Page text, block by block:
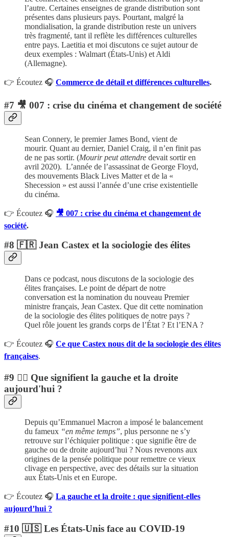
l’autre. Certaines enseignes de grande distribution sont
présentes dans plusieurs pays. Pourtant, malgré la
mondialisation, la grande distribution reste un univers
très fragmenté, tant il reflète les différences culturelles
entre pays. Laetitia et moi discutons ce sujet autour de
deux exemples : Walmart (États-Unis) et Aldi
(Allemagne).
👉 Écoutez 🎧 Commerce de détail et différences culturelles.
#7 🎥 007 : crise du cinéma et changement de société
Sean Connery, le premier James Bond, vient de
mourir. Quant au dernier, Daniel Craig, il n’en finit pas
de ne pas sortir. (Mourir peut attendre devait sortir en
avril 2020). L’année de l’assassinat de George Floyd,
des mouvements Black Lives Matter et de la «
Shecession » est aussi l’année d’une crise existentielle
du cinéma.
👉 Écoutez 🎧 🎥 007 : crise du cinéma et changement de
société.
#8 🇫🇷 Jean Castex et la sociologie des élites
Dans ce podcast, nous discutons de la sociologie des
élites françaises. Le point de départ de notre
conversation est la nomination du nouveau Premier
ministre français, Jean Castex. Que dit cette nomination
de la sociologie des élites politiques de notre pays ?
Quel rôle jouent les grands corps de l’État ? Et l’ENA ?
👉 Écoutez 🎧 Ce que Castex nous dit de la sociologie des élites
françaises.
#9 🤷‍♂️ Que signifient la gauche et la droite
aujourd'hui ?
Depuis qu’Emmanuel Macron a imposé le balancement
du fameux “en même temps”, plus personne ne s’y
retrouve sur l’échiquier politique : que signifie être de
gauche ou de droite aujourd’hui ? Nous revenons aux
origines de la pensée politique pour remettre ce vieux
clivage en perspective, avec des détails sur la situation
aux États-Unis et en Europe.
👉 Écoutez 🎧 La gauche et la droite : que signifient-elles
aujourd’hui ?
#10 🇺🇸 Les États-Unis face au COVID-19